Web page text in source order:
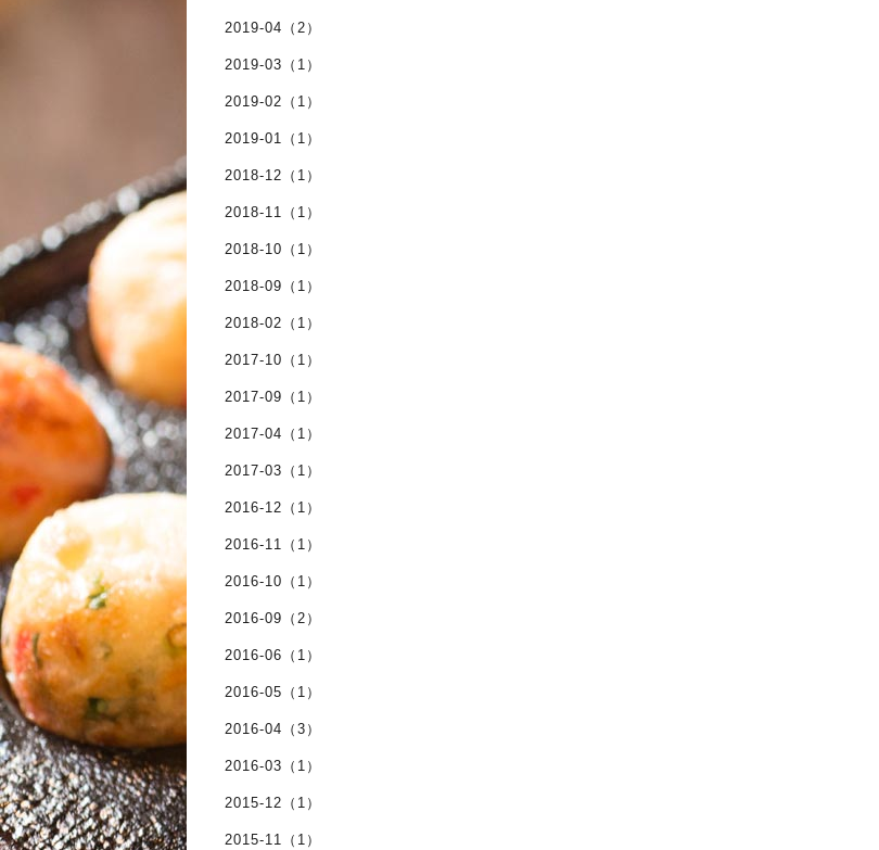
2019-04（2）
2019-03（1）
2019-02（1）
2019-01（1）
2018-12（1）
2018-11（1）
2018-10（1）
2018-09（1）
2018-02（1）
2017-10（1）
2017-09（1）
2017-04（1）
2017-03（1）
2016-12（1）
2016-11（1）
2016-10（1）
2016-09（2）
2016-06（1）
2016-05（1）
2016-04（3）
2016-03（1）
2015-12（1）
2015-11（1）